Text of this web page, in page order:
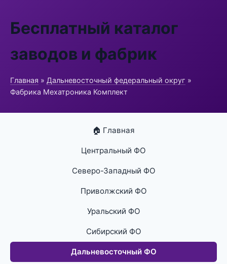
Бесплатный каталог
заводов и фабрик
Главная » Дальневосточный федеральный округ »
Фабрика Мехатроника Комплект
🏠 Главная
Центральный ФО
Северо-Западный ФО
Приволжский ФО
Уральский ФО
Сибирский ФО
Дальневосточный ФО